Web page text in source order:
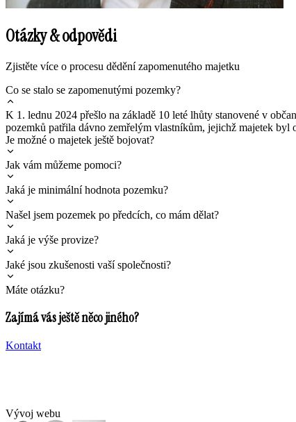
Otázky & odpovědi
Zjistěte více o procesu dědění zapomenutého majetku
Co se stalo se zapomenutými pozemky?
K 1. lednu 2024 přešlo na základě 10 leté lhůty stanovené v
pozemků patřila dávno zemřelým vlastníkům, jejichž majetek byl
Je možné o majetek ještě bojovat?
Jak vám můžeme pomoci?
Jaká je minimální hodnota pozemku?
Našel jsem pozemek po předcích, co mám dělat?
Jaká je výše provize?
Jaké jsou zkušenosti vaší společnosti?
Máte otázku?
Zajímá vás ještě něco jiného?
Kontakt
Vývoj webu